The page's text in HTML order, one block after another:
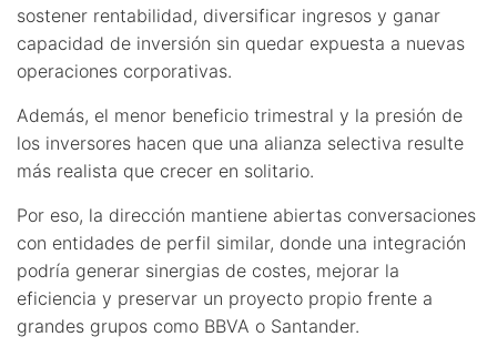
sostener rentabilidad, diversificar ingresos y ganar
capacidad de inversión sin quedar expuesta a nuevas
operaciones corporativas.
Además, el menor beneficio trimestral y la presión de
los inversores hacen que una alianza selectiva resulte
más realista que crecer en solitario.
Por eso, la dirección mantiene abiertas conversaciones
con entidades de perfil similar, donde una integración
podría generar sinergias de costes, mejorar la
eficiencia y preservar un proyecto propio frente a
grandes grupos como BBVA o Santander.